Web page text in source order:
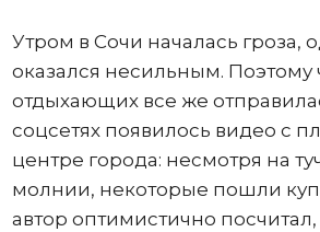
Утром в Сочи началась гроза,
оказался несильным. Поэтому
отдыхающих все же
соцсетях появилось видео с
центре города: несмотря на
молнии, некоторые пошли
автор оптимистично посчитал,